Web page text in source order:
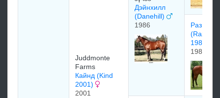
Juddmonte
Farms
Кайнд (Kind
2001)
2001
Дэйнхилл
(Danehill)
1986
Рaзьянa
(Razyana
1981)
1981